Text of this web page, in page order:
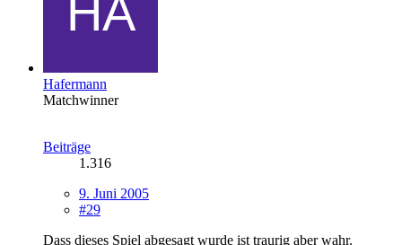
Hafermann
Matchwinner
Beiträge
1.316
9. Juni 2005
#29
Dass dieses Spiel abgesagt wurde ist traurig aber wahr.